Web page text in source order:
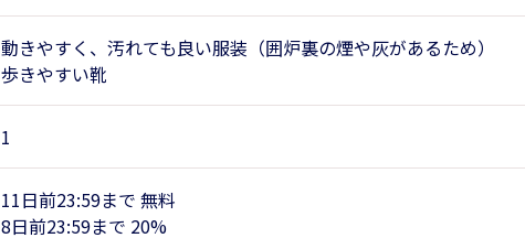
動きやすく、汚れても良い服装（囲炉裏の煙や灰があるため）
歩きやすい靴
1
11日前23:59まで 無料
8日前23:59まで 20%